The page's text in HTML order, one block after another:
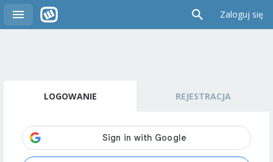
Zaloguj się
LOGOWANIE REJESTRACJA